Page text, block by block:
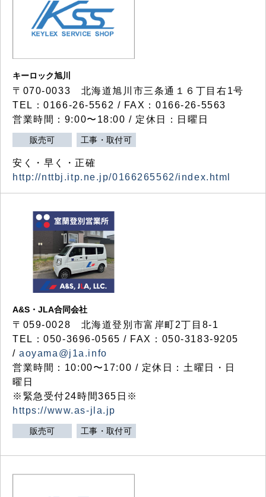
キーロック旭川
〒070-0033 北海道旭川市三条通１６丁目右1号
TEL：0166-26-5562 / FAX：0166-26-5563
営業時間：9:00〜18:00 / 定休日：日曜日
販売可 工事・取付可
安く・早く・正確
http://nttbj.itp.ne.jp/0166265562/index.html
A&S・JLA合同会社
〒 059-0028 北海道登別市富岸町2丁目 8-1
TEL：050-3696-0565 / FAX：050-3183-9205
/aoyama@j1a.info
営業時間：10:00〜17:00 / 定休日：土曜日・日
曜日
※緊急受付24時間365日※
https://www.as-jla.jp
販売可 工事・取付可